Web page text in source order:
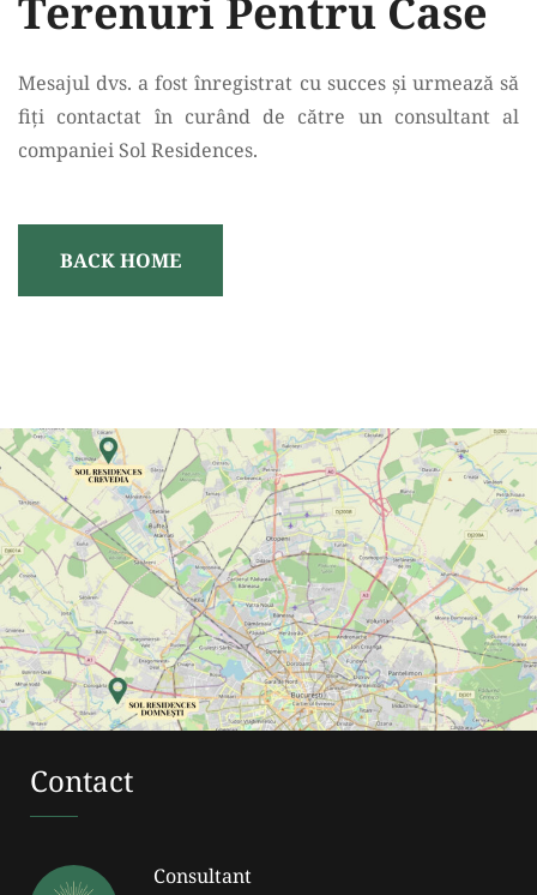
Terenuri Pentru Case
Mesajul dvs. a fost înregistrat cu succes şi urmează să
fiţi contactat în curând de către un consultant al
companiei Sol Residences.
BACK HOME
Contact
Consultant